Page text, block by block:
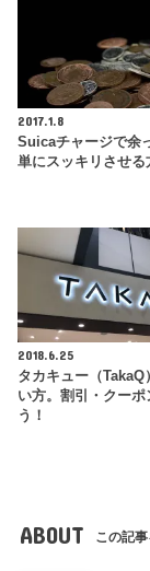
2017.1.8
Suicaチャージで余
単にスッキリさせる
2018.6.25
タカキュー（TakaQ
い方。割引・クー
う！
ABOUT この記